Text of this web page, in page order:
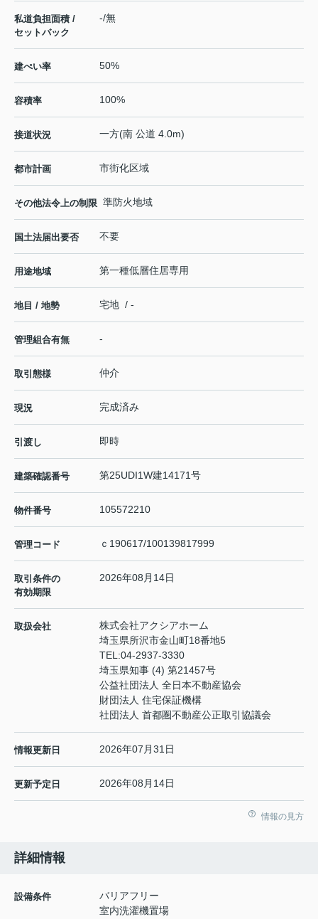
私道負担面積 /
セットバック
-/無
建ぺい率 50%
容積率 100%
接道状況 一方(南 公道 4.0m)
都市計画 市街化区域
その他法令上の制限 準防火地域
国土法届出要否 不要
用途地域 第一種低層住居専用
地目 / 地勢 宅地 / -
管理組合有無 -
取引態様 仲介
現況 完成済み
引渡し 即時
建築確認番号 第25UDI1W建14171号
物件番号 105572210
管理コード ｃ190617/100139817999
取引条件の
有効期限
2026年08月14日
取扱会社
株式会社アクシアホーム
埼玉県所沢市金山町18番地5
TEL:04-2937-3330
埼玉県知事 (4) 第21457号
公益社団法人 全日本不動産協会
財団法人 住宅保証機構
社団法人 首都圏不動産公正取引協議会
情報更新日 2026年07月31日
更新予定日 2026年08月14日
情報の見方
詳細情報
設備条件
バリアフリー
室内洗濯機置場